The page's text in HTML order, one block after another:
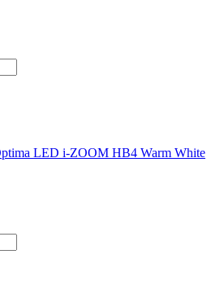
LED i-ZOOM HB4 Warm White